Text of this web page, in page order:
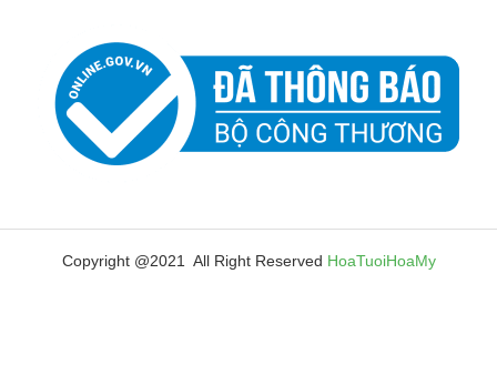
Copyright @2021 All Right Reserved HoaTuoiHoaMy